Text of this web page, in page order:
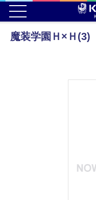
魔装学園Ｈ×Ｈ(3)